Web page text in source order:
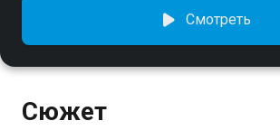
Смотреть
Сюжет